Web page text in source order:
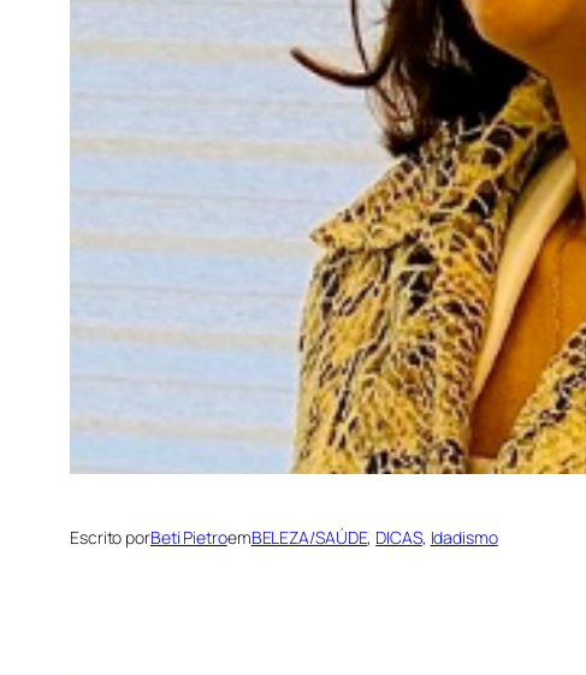
Escrito porBeti PietroemBELEZA/SAÚDE, DICAS, Idadismo